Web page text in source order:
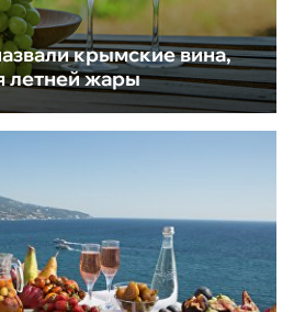
крымские вина,
летней жары